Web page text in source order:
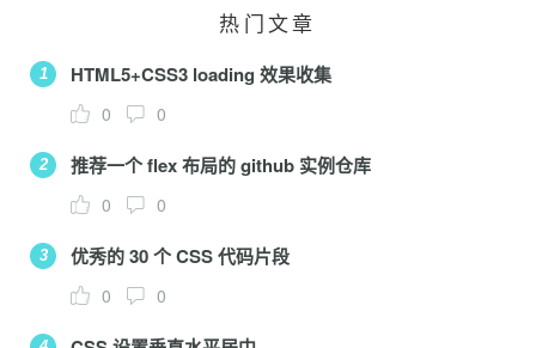
热门文章
1 HTML5+CSS3 loading 效果收集
0 0
2 推荐一个 flex 布局的 github 实例仓库
0 0
3 优秀的 30 个 CSS 代码片段
0 0